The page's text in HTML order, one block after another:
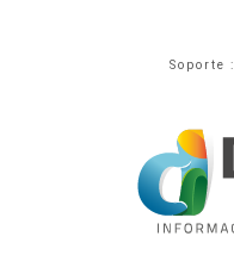
Soporte :